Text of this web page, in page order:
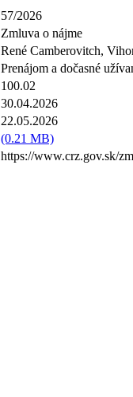
57/2026
Zmluva o nájme
René Camberovitch,
Prenájom a dočasné
100.02
30.04.2026
22.05.2026
(0.21 MB)
https://www.crz.gov.sk/